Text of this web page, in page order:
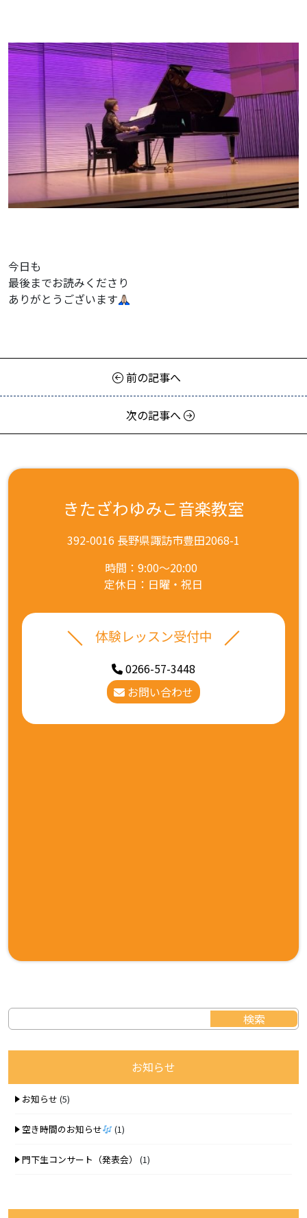
今日も
最後までお読みくださり
ありがとうございます
前の記事へ
次の記事へ
きたざわゆみこ音楽教室
392-0016 長野県諏訪市豊田2068-1
時間：9:00～20:00
定休日：日曜・祝日
体験レッスン受付中
0266-57-3448
お問い合わせ
お知らせ
お知らせ (5)
空き時間のお知らせ (1)
門下生コンサート（発表会） (1)